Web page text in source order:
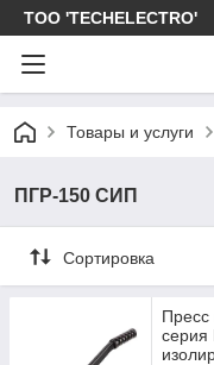
ТОО 'TECHELECTRO'
Товары и услуги
ПГР-150 СИП
Сортировка
Пресс